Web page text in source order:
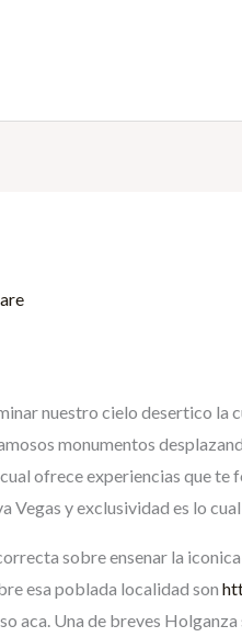
nuestro cielo desertico
monumentos
ofrece experiencias que te
Vegas y exclusividad es lo
sobre ensenar la
esa poblada localidad son
aca. Una de breves